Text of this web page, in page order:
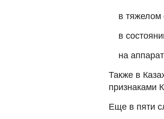
в тяжелом
в
на
Также в
признаками
Еще в пяти